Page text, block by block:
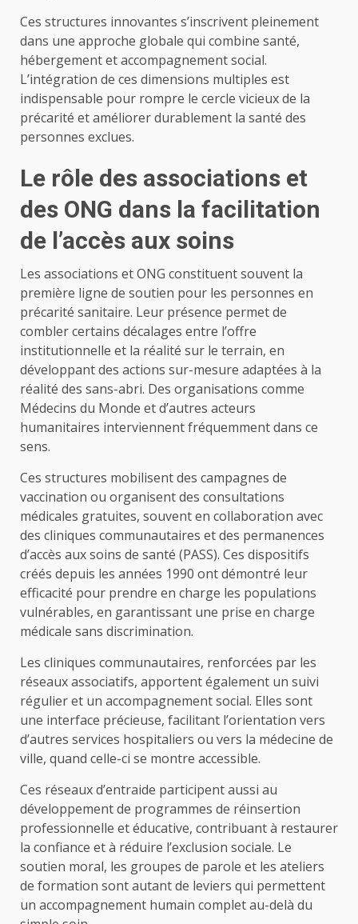
Ces structures innovantes s’inscrivent pleinement
dans une approche globale qui combine santé,
hébergement et accompagnement social.
L’intégration de ces dimensions multiples est
indispensable pour rompre le cercle vicieux de la
précarité et améliorer durablement la santé des
personnes exclues.
Le rôle des associations et
des ONG dans la facilitation
de l’accès aux soins
Les associations et ONG constituent souvent la
première ligne de soutien pour les personnes en
précarité sanitaire. Leur présence permet de
combler certains décalages entre l’offre
institutionnelle et la réalité sur le terrain, en
développant des actions sur-mesure adaptées à la
réalité des sans-abri. Des organisations comme
Médecins du Monde et d’autres acteurs
humanitaires interviennent fréquemment dans ce
sens.
Ces structures mobilisent des campagnes de
vaccination ou organisent des consultations
médicales gratuites, souvent en collaboration avec
des cliniques communautaires et des permanences
d’accès aux soins de santé (PASS). Ces dispositifs
créés depuis les années 1990 ont démontré leur
efficacité pour prendre en charge les populations
vulnérables, en garantissant une prise en charge
médicale sans discrimination.
Les cliniques communautaires, renforcées par les
réseaux associatifs, apportent également un suivi
régulier et un accompagnement social. Elles sont
une interface précieuse, facilitant l’orientation vers
d’autres services hospitaliers ou vers la médecine de
ville, quand celle-ci se montre accessible.
Ces réseaux d’entraide participent aussi au
développement de programmes de réinsertion
professionnelle et éducative, contribuant à restaurer
la confiance et à réduire l’exclusion sociale. Le
soutien moral, les groupes de parole et les ateliers
de formation sont autant de leviers qui permettent
un accompagnement humain complet au-delà du